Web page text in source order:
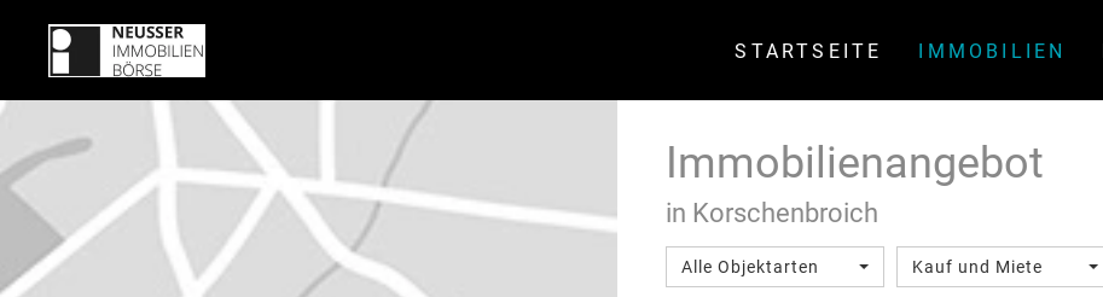
STARTSEITE IMMOBILIEN
Immobilien­angebot
in Korschenbroich
Alle Objektarten Kauf und Miete